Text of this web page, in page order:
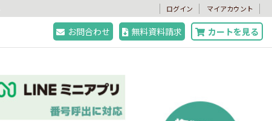
ログイン マイアカウント
お問合わせ 無料資料請求 カートを見る